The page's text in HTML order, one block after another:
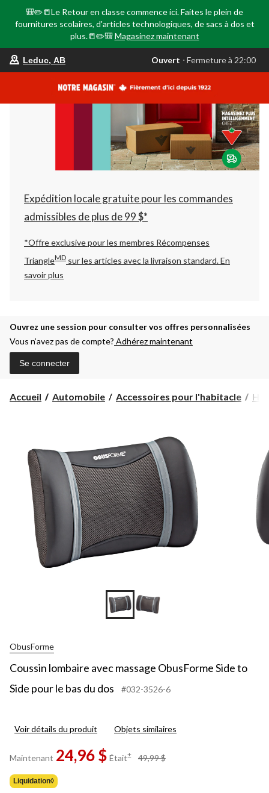
🎒✏️📒Le Retour en classe commence ici. Faites le plein de
fournitures scolaires, d'articles technologiques, de sacs à dos et
plus.📒✏️🎒 Magasinez maintenant
votre
est
AB,
Ouvert,
Fermeture
à
22:00
changer
Leduc, AB Ouvert ⋅ Fermeture à 22:00
Expédition locale gratuite pour les commandes
admissibles de plus de 99 $*
*Offre exclusive pour les membres Récompenses
TriangleMD sur les articles avec la livraison standard.En
savoir plus
Ouvrez une session pour consulter vos offres personnalisées
Vous n’avez pas de compte? Adhérez maintenant
Se connecter
Accueil Automobile Accessoires pour l'habitacle
ObusForme
Coussin lombaire avec massage ObusForme Side to
Side pour le bas du dos
#032-3526-6
Voir détails du produit Objets similaires
Maintenant 24,96 $ Était± 49,99 $
Liquidation◊